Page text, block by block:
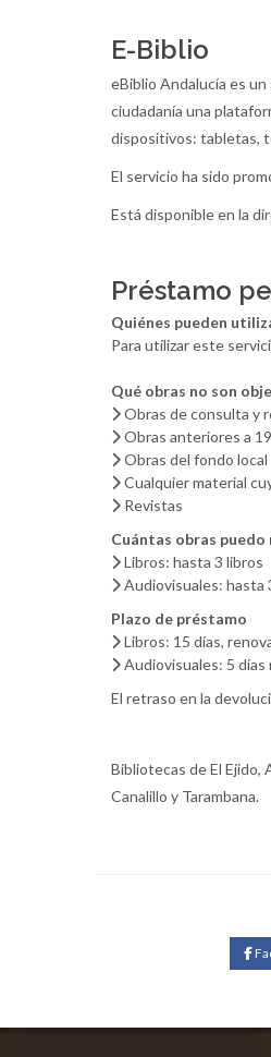
E-Biblio
eBiblio Andalucía es
ciudadanía una
dispositivos: tabletas,
El servicio ha sido
Está disponible en la
Préstamo
Quiénes pueden
Para utilizar este
Qué obras no son
Obras de consulta y
Obras anteriores a
Obras del fondo local
Cualquier material
Revistas
Cuántas obras
Libros: hasta 3 libros
Audiovisuales: hasta
Plazo de préstamo
Libros: 15 días,
Audiovisuales: 5 días
El retraso en la
Bibliotecas de El Ejido,
Canalillo y Tarambana.